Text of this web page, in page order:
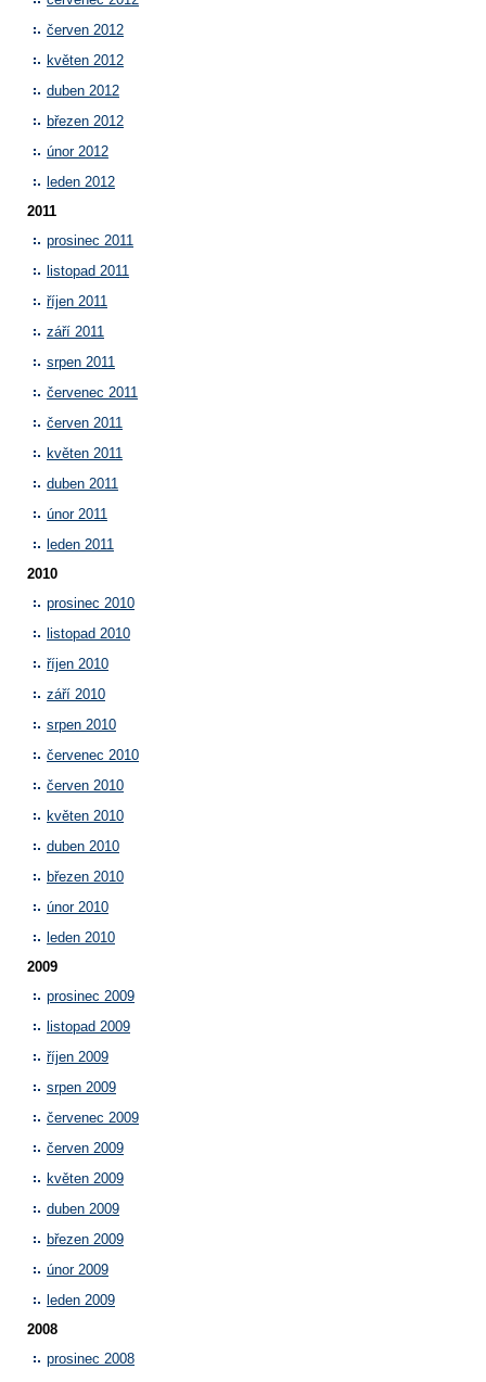
červen 2012
květen 2012
duben 2012
březen 2012
únor 2012
leden 2012
2011
prosinec 2011
listopad 2011
říjen 2011
září 2011
srpen 2011
červenec 2011
červen 2011
květen 2011
duben 2011
únor 2011
leden 2011
2010
prosinec 2010
listopad 2010
říjen 2010
září 2010
srpen 2010
červenec 2010
červen 2010
květen 2010
duben 2010
březen 2010
únor 2010
leden 2010
2009
prosinec 2009
listopad 2009
říjen 2009
srpen 2009
červenec 2009
červen 2009
květen 2009
duben 2009
březen 2009
únor 2009
leden 2009
2008
prosinec 2008